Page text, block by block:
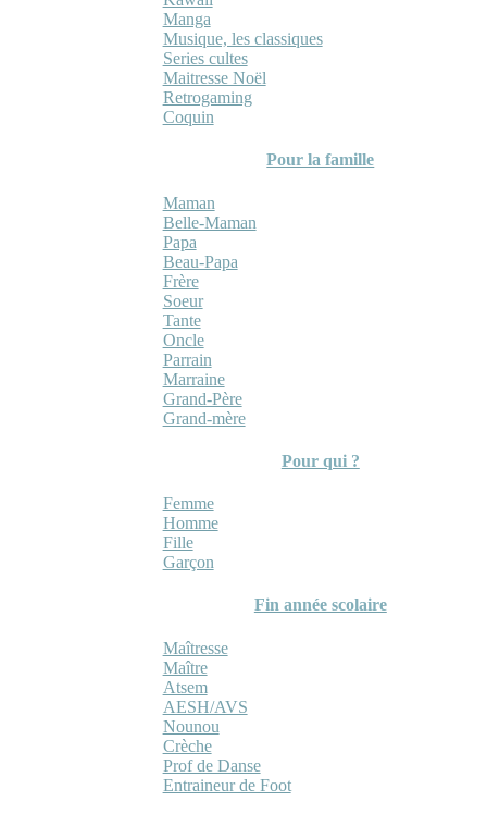
Manga
Musique, les classiques
Series cultes
Maitresse Noël
Retrogaming
Coquin
Pour la famille
Maman
Belle-Maman
Papa
Beau-Papa
Frère
Soeur
Tante
Oncle
Parrain
Marraine
Grand-Père
Grand-mère
Pour qui ?
Femme
Homme
Fille
Garçon
Fin année scolaire
Maîtresse
Maître
Atsem
AESH/AVS
Nounou
Crèche
Prof de Danse
Entraineur de Foot